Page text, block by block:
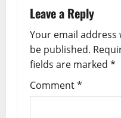
i
g
a
t
Leave a Reply
Your email address
be published.
fields are marked *
Comment*